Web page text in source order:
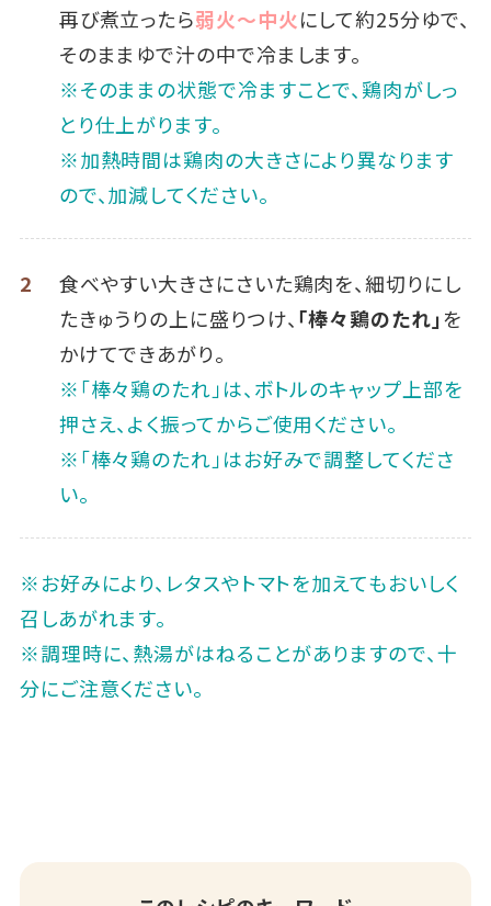
再び煮立ったら弱火～中火にして約25分ゆで、
そのままゆで汁の中で冷まします。
※そのままの状態で冷ますことで、鶏肉がしっ
とり仕上がります。
※加熱時間は鶏肉の大きさにより異なります
ので、加減してください。
2
食べやすい大きさにさいた鶏肉を、細切りにし
たきゅうりの上に盛りつけ、 「棒々鶏のたれ」を
かけてできあがり。
※「棒々鶏のたれ」は、ボトルのキャップ上部を
押さえ、よく振ってからご使用ください。
※「棒々鶏のたれ」はお好みで調整してくださ
い。
※お好みにより、レタスやトマトを加えてもおいしく
召しあがれます。
※調理時に、熱湯がはねることがありますので、十
分にご注意ください。